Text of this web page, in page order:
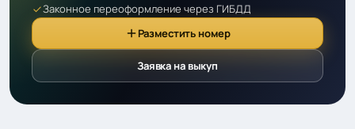
Законное переоформление через ГИБДД
Разместить номер
Заявка на выкуп